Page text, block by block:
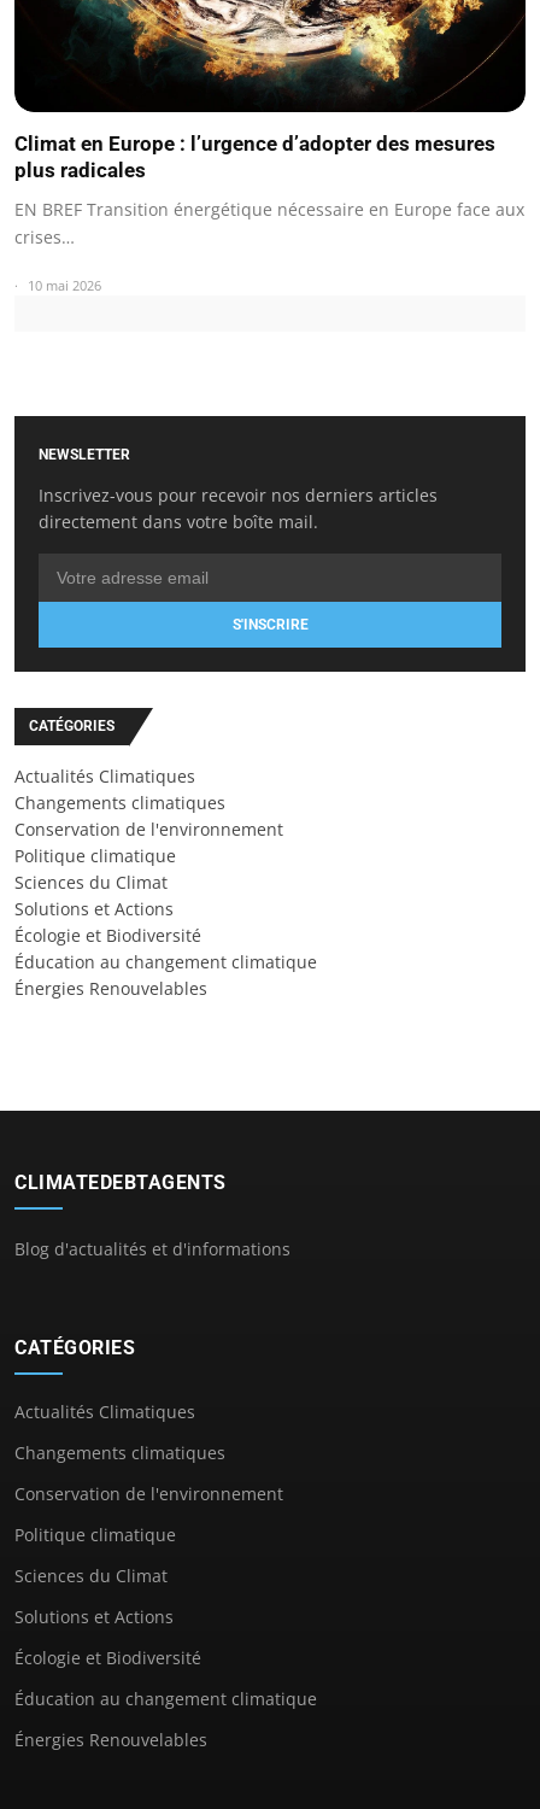
Climat en Europe : l’urgence d’adopter des mesures
plus radicales
EN BREF Transition énergétique nécessaire en Europe face aux
crises…
10 mai 2026
NEWSLETTER
Inscrivez-vous pour recevoir nos derniers articles
directement dans votre boîte mail.
S'INSCRIRE
CATÉGORIES
Actualités Climatiques
Changements climatiques
Conservation de l'environnement
Politique climatique
Sciences du Climat
Solutions et Actions
Écologie et Biodiversité
Éducation au changement climatique
Énergies Renouvelables
CLIMATEDEBTAGENTS
Blog d'actualités et d'informations
CATÉGORIES
Actualités Climatiques
Changements climatiques
Conservation de l'environnement
Politique climatique
Sciences du Climat
Solutions et Actions
Écologie et Biodiversité
Éducation au changement climatique
Énergies Renouvelables